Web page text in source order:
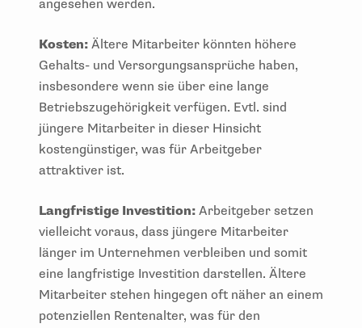
angesehen werden.
Kosten: Ältere Mitarbeiter könnten höhere
Gehalts- und Versorgungsansprüche haben,
insbesondere wenn sie über eine lange
Betriebszugehörigkeit verfügen. Evtl. sind
jüngere Mitarbeiter in dieser Hinsicht
kostengünstiger, was für Arbeitgeber
attraktiver ist.
Langfristige Investition: Arbeitgeber setzen
vielleicht voraus, dass jüngere Mitarbeiter
länger im Unternehmen verbleiben und somit
eine langfristige Investition darstellen. Ältere
Mitarbeiter stehen hingegen oft näher an einem
potenziellen Rentenalter, was für den